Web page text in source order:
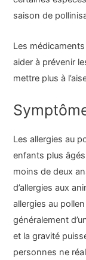
saison de
Les
aider à prévenir
mettre plus à
Les allergies au
enfants plus
moins de deux
d’allergies aux
allergies au
généralement
et la gravité
personnes ne